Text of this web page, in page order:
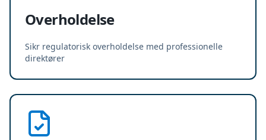
Overholdelse
Sikr regulatorisk overholdelse med professionelle
direktører